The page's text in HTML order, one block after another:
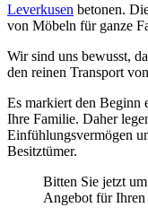
Leverkusen betonen.
von Möbeln für ganze
Wir sind uns bewusst,
den reinen Transport von
Es markiert den Beginn
Ihre Familie. Daher
Einfühlungsvermögen
Besitztümer.
Bitten Sie jetzt
Angebot für